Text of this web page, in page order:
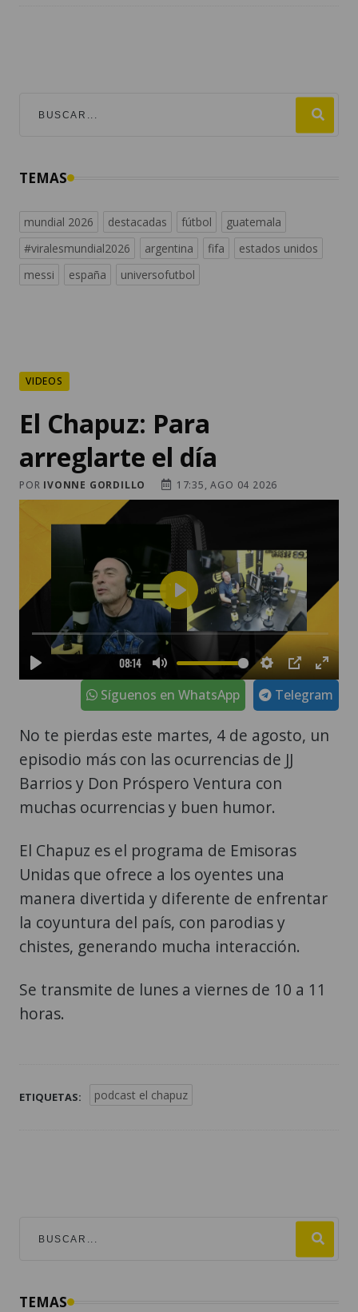
TEMAS
mundial 2026 destacadas fútbol
guatemala
#viralesmundial2026
argentina fifa
estados unidos
messi
españa universofutbol
VIDEOS
El Chapuz: Para
arreglarte el día
POR IVONNE GORDILLO 17:35, AGO 04 2026
Telegram
Síguenos en WhatsApp
No te pierdas este martes, 4 de agosto, un
episodio más con las ocurrencias de JJ
Barrios y Don Próspero Ventura con
muchas ocurrencias y buen humor.
El Chapuz es el programa de Emisoras
Unidas que ofrece a los oyentes una
manera divertida y diferente de enfrentar
la coyuntura del país, con parodias y
chistes, generando mucha interacción.
Se transmite de lunes a viernes de 10 a 11
horas.
ETIQUETAS: podcast el chapuz
TEMAS